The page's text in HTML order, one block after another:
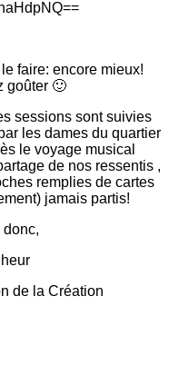
faire: encore mieux!
goûter 🙂
sessions sont suivies
les dames du quartier
le voyage musical
de nos ressentis ,
remplies de cartes
jamais partis!
donc,
de la Création